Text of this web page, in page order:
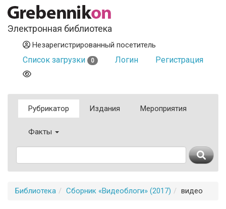
Электронная библиотека
Незарегистрированный посетитель
Список загрузки 0 Логин Регистрация
Рубрикатор Издания Мероприятия
Факты
Библиотека Сборник «Видеоблоги» (2017) видео